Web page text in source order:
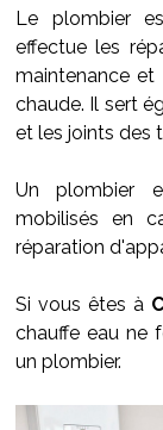
Le plombier
effectue les
maintenance et
chaude. Il sert
et les joints des
Un plombier
mobilisés en
réparation
Si vous êtes à
chauffe eau ne
un plombier.